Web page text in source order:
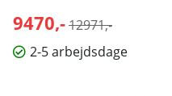
9470,- Normalpris:
12971,-
2-5 arbejdsdage